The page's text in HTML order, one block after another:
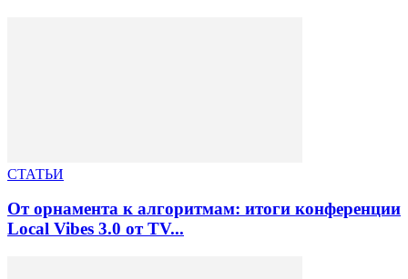
СТАТЬИ
От орнамента к алгоритмам: итоги конференции
Local Vibes 3.0 от TV...